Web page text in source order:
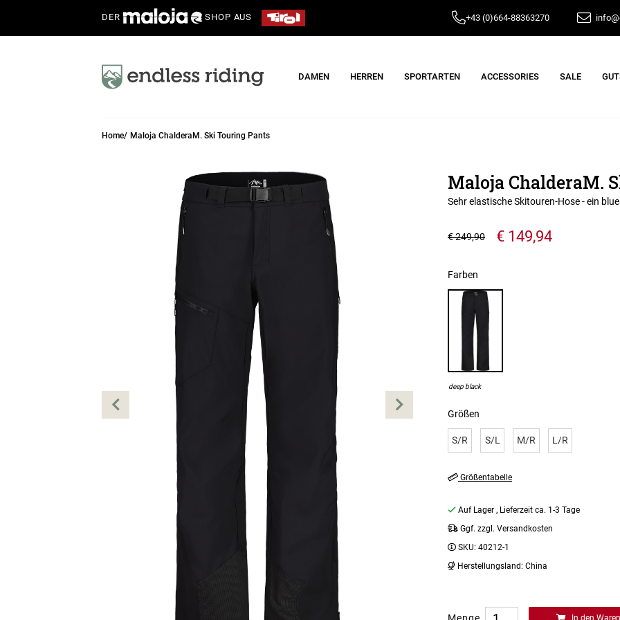
DER SHOP AUS +43 (0)664-88363270
DAMEN HERREN SPORTARTEN ACCESSORIES SALE
Home Maloja ChalderaM. Ski Touring Pants
Maloja ChalderaM.
Sehr elastische Skitouren-Hose - ein
€ 149,94
€ 249,90
Größen
S/R S/L M/R L/R
Farben
deep black
Größentabelle
Auf Lager , Lieferzeit ca. 1-3 Tage
Ggf. zzgl. Versandkosten
SKU: 40212-1
Herstellungsland: China
In den